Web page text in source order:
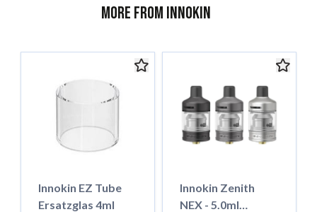
More from Innokin
Innokin EZ Tube
Ersatzglas 4ml
Innokin Zenith
NEX - 5.0ml